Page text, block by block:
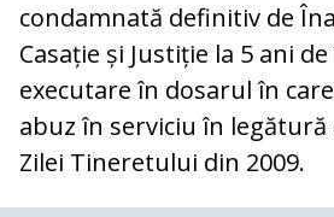
condamnată definitiv de
Casație și Justiție la 5 ani
executare în dosarul în
abuz în serviciu în
Zilei Tineretului din 2009.